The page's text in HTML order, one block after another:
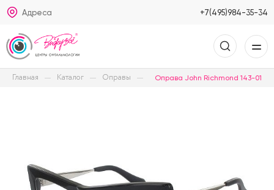
Адреса +7(495)984-35-34
Главная Каталог Оправы Оправа John Richmond 143-01